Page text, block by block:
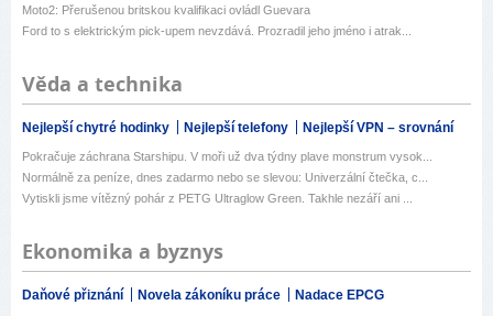
Moto2: Přerušenou britskou kvalifikaci ovládl Guevara
Ford to s elektrickým pick-upem nevzdává. Prozradil jeho jméno i atrak...
Věda a technika
Nejlepší chytré hodinky Nejlepší telefony Nejlepší VPN – srovnání
Pokračuje záchrana Starshipu. V moři už dva týdny plave monstrum vysok...
Normálně za peníze, dnes zadarmo nebo se slevou: Univerzální čtečka, c...
Vytiskli jsme vítězný pohár z PETG Ultraglow Green. Takhle nezáří ani ...
Ekonomika a byznys
Daňové přiznání Novela zákoníku práce Nadace EPCG